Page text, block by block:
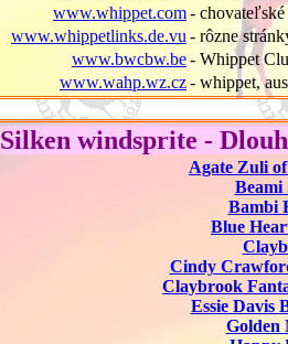
www.whippet.com- chovateľské
www.whippetlinks.de.vu - rôzne
www.bwcbw.be- Whippet
www.wahp.wz.cz- whippet,
Silken windsprite -
Agate Zuli
Beami
Bambi
Blue
Cindy
Claybrook
Essie Davis
Golden